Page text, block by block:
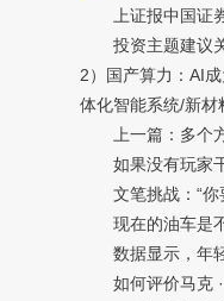
上证报中国证券
投资主题建议关
2）国产算力：AI
体化智能系统/新
上一篇：多个方
如果没有玩家干
文笔挑战：“你
现在的油车是不
数据显示，年轻
如何评价马克 ·